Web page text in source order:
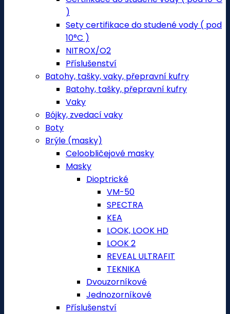
)
Sety certifikace do studené vody ( pod
10°C )
NITROX/O2
Příslušenství
Batohy, tašky, vaky, přepravní kufry
Batohy, tašky, přepravní kufry
Vaky
Bójky, zvedací vaky
Boty
Brýle (masky)
Celoobličejové masky
Masky
Dioptrické
VM-50
SPECTRA
KEA
LOOK, LOOK HD
LOOK 2
REVEAL ULTRAFIT
TEKNIKA
Dvouzorníkové
Jednozorníkové
Příslušenství